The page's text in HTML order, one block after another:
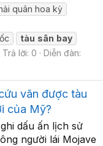
quân hoa kỳ
tàu sân bay
Trả lời: 0
Diễn đàn:
vãn được tàu
của Mỹ?
dấu ấn lịch sử
người lái Mojave